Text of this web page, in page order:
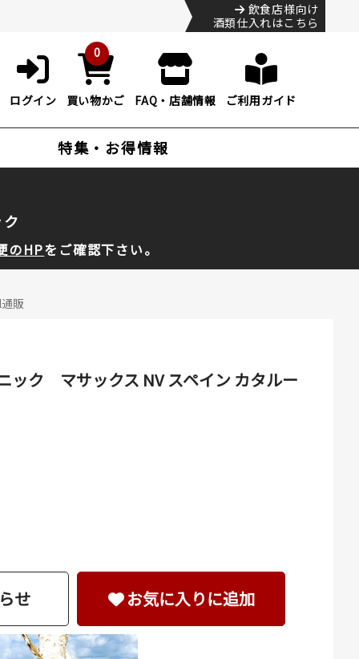
飲食店様向け
酒類仕入れはこちら
ログイン
0
買い物かご FAQ・店舗情報 ご利用ガイド
特集・お得情報
のHPをご確認下さい。
販
ク マサックス NV スペイン カタルー
せ お気に入りに追加